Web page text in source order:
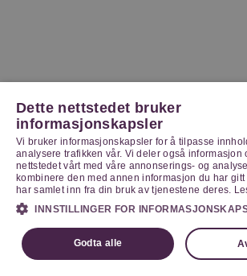
Dette nettstedet bruker
informasjonskapsler
Vi bruker informasjonskapsler for å tilpasse
analysere trafikken vår. Vi deler også informasjon
nettstedet vårt med våre annonserings- og
kombinere den med annen informasjon du har
har samlet inn fra din bruk av tjenestene deres.
INNSTILLINGER FOR
Godta alle